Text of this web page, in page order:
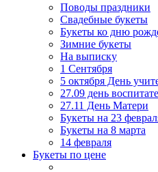
Поводы праздники
Свадебные букеты
Букеты ко дню
Зимние букеты
На выписку
1 Сентября
5 октября День
27.09 день
27.11 День Матери
Букеты на 23
Букеты на 8 марта
14 февраля
Букеты по цене